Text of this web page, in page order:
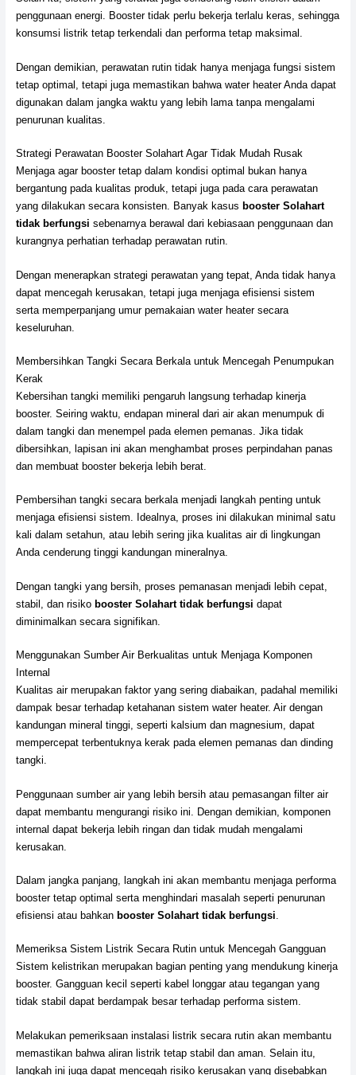
penggunaan energi. Booster tidak perlu bekerja terlalu keras, sehingga
konsumsi listrik tetap terkendali dan performa tetap maksimal.
Dengan demikian, perawatan rutin tidak hanya menjaga fungsi sistem
tetap optimal, tetapi juga memastikan bahwa water heater Anda dapat
digunakan dalam jangka waktu yang lebih lama tanpa mengalami
penurunan kualitas.
Strategi Perawatan Booster Solahart Agar Tidak Mudah Rusak
Menjaga agar booster tetap dalam kondisi optimal bukan hanya
bergantung pada kualitas produk, tetapi juga pada cara perawatan
yang dilakukan secara konsisten. Banyak kasus booster Solahart
tidak berfungsi sebenarnya berawal dari kebiasaan penggunaan dan
kurangnya perhatian terhadap perawatan rutin.
Dengan menerapkan strategi perawatan yang tepat, Anda tidak hanya
dapat mencegah kerusakan, tetapi juga menjaga efisiensi sistem
serta memperpanjang umur pemakaian water heater secara
keseluruhan.
Membersihkan Tangki Secara Berkala untuk Mencegah Penumpukan
Kerak
Kebersihan tangki memiliki pengaruh langsung terhadap kinerja
booster. Seiring waktu, endapan mineral dari air akan menumpuk di
dalam tangki dan menempel pada elemen pemanas. Jika tidak
dibersihkan, lapisan ini akan menghambat proses perpindahan panas
dan membuat booster bekerja lebih berat.
Pembersihan tangki secara berkala menjadi langkah penting untuk
menjaga efisiensi sistem. Idealnya, proses ini dilakukan minimal satu
kali dalam setahun, atau lebih sering jika kualitas air di lingkungan
Anda cenderung tinggi kandungan mineralnya.
Dengan tangki yang bersih, proses pemanasan menjadi lebih cepat,
stabil, dan risiko booster Solahart tidak berfungsi dapat
diminimalkan secara signifikan.
Menggunakan Sumber Air Berkualitas untuk Menjaga Komponen
Internal
Kualitas air merupakan faktor yang sering diabaikan, padahal memiliki
dampak besar terhadap ketahanan sistem water heater. Air dengan
kandungan mineral tinggi, seperti kalsium dan magnesium, dapat
mempercepat terbentuknya kerak pada elemen pemanas dan dinding
tangki.
Penggunaan sumber air yang lebih bersih atau pemasangan filter air
dapat membantu mengurangi risiko ini. Dengan demikian, komponen
internal dapat bekerja lebih ringan dan tidak mudah mengalami
kerusakan.
Dalam jangka panjang, langkah ini akan membantu menjaga performa
booster tetap optimal serta menghindari masalah seperti penurunan
efisiensi atau bahkan booster Solahart tidak berfungsi.
Memeriksa Sistem Listrik Secara Rutin untuk Mencegah Gangguan
Sistem kelistrikan merupakan bagian penting yang mendukung kinerja
booster. Gangguan kecil seperti kabel longgar atau tegangan yang
tidak stabil dapat berdampak besar terhadap performa sistem.
Melakukan pemeriksaan instalasi listrik secara rutin akan membantu
memastikan bahwa aliran listrik tetap stabil dan aman. Selain itu,
langkah ini juga dapat mencegah risiko kerusakan yang disebabkan